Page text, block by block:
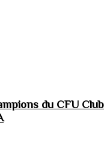
du CFU Club